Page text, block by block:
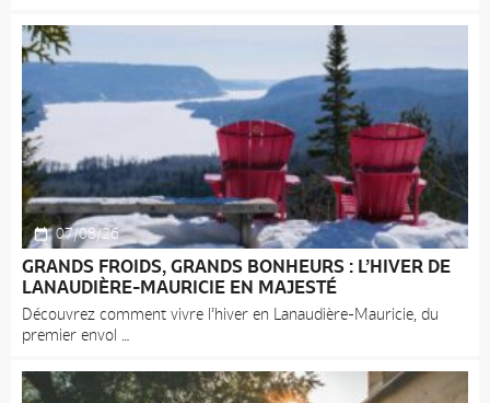
07/08/26
GRANDS FROIDS, GRANDS BONHEURS : L’HIVER DE
LANAUDIÈRE-MAURICIE EN MAJESTÉ
Découvrez comment vivre l’hiver en Lanaudière-Mauricie, du
premier envol